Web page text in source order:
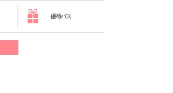
優待パス